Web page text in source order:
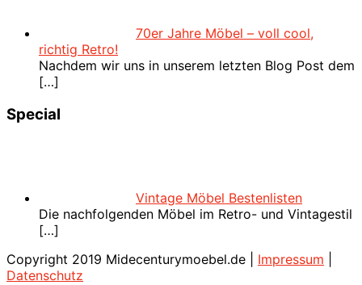
70er Jahre Möbel – voll cool,
richtig Retro!
Nachdem wir uns in unserem letzten Blog Post dem
[…]
Special
Vintage Möbel Bestenlisten
Die nachfolgenden Möbel im Retro- und Vintagestil
[…]
Copyright 2019 Midecenturymoebel.de | Impressum
Datenschutz